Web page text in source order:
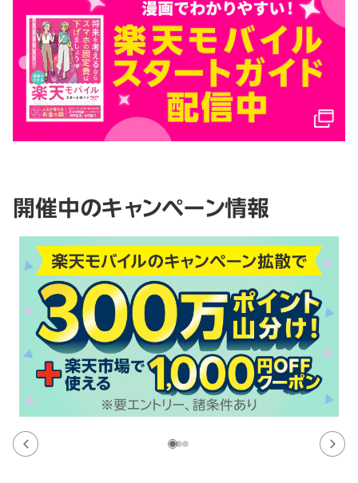
開催中のキャンペーン情報